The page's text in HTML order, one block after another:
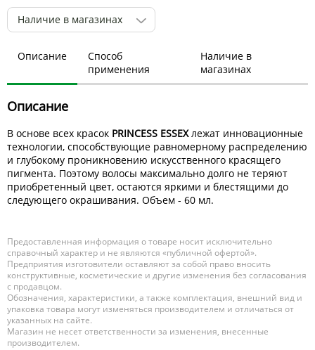
Наличие в магазинах
Описание
Способ
применения
Наличие в
магазинах
Описание
В основе всех красок PRINCESS ESSEXлежат инновационные
технологии, способствующие равномерному распределению
и глубокому проникновению искусственного красящего
пигмента. Поэтому волосы максимально долго не теряют
приобретенный цвет, остаются яркими и блестящими до
следующего окрашивания. Объем - 60 мл.
Предоставленная информация о товаре носит исключительно
справочный характер и не являются «публичной офертой».
Предприятия изготовители оставляют за собой право вносить
конструктивные, косметические и другие изменения без согласования
с продавцом.
Обозначения, характеристики, а также комплектация, внешний вид и
упаковка товара могут изменяться производителем и отличаться от
указанных на сайте.
Магазин не несет ответственности за изменения, внесенные
производителем.